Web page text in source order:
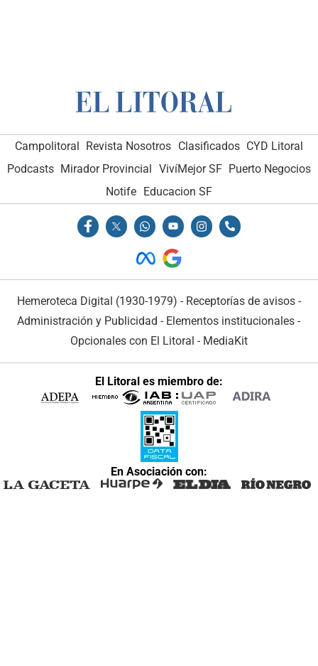
Campolitoral Revista Nosotros Clasificados CYD Litoral
Podcasts Mirador Provincial VivíMejor SF Puerto Negocios
Notife
Educacion SF
Hemeroteca Digital (1930-1979) - Receptorías de avisos -
Administración y Publicidad - Elementos institucionales -
Opcionales con El Litoral - MediaKit
El Litoral es miembro de:
En Asociación con: